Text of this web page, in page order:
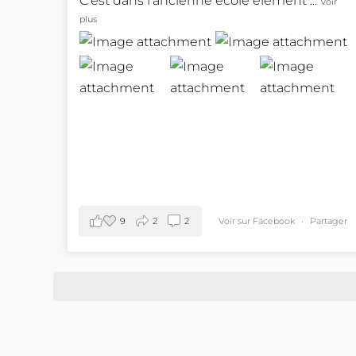
plus
Voir sur Facebook · Partager
9 2 2